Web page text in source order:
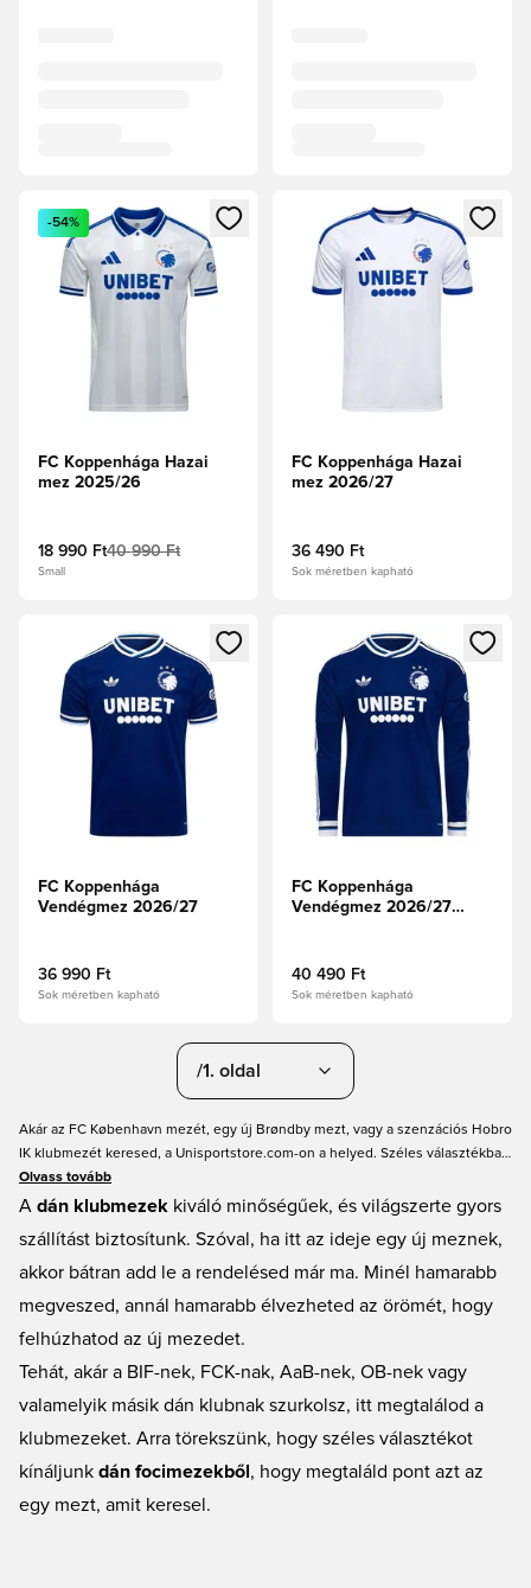
Megnyit egy modált a bejelentkezéshez vagy a tagként
-54%
FC Koppenhága Hazai
mez 2025/26
18 990 Ft40 990 Ft
Small
Megnyit egy modált a
FC Koppenhága Hazai
mez 2026/27
36 490 Ft
Sok méretben kapható
Megnyit egy modált a bejelentkezéshez vagy a tagként
FC Koppenhága
Vendégmez 2026/27
36 990 Ft
Sok méretben kapható
Megnyit egy modált a
FC Koppenhága
Vendégmez 2026/27
40 490 Ft
Sok méretben kapható
/1. oldal
Akár az FC København mezét, egy új Brøndby mezt, vagy a szenzációs Hobro
IK klubmezét keresed, a Unisportstore.com-on a helyed. Széles választékban
kínálunk dán focimezeket, hogy ráhangolódj a Superliga hangulatára. A dán
csapatok évről évre jobban teljesítenek; és ha egy dán klub mezét keresed,
Olvass tovább
A dán klubmezek kiváló minőségűek, és világszerte gyors
szállítást biztosítunk. Szóval, ha itt az ideje egy új meznek,
akkor bátran add le a rendelésed már ma. Minél hamarabb
megveszed, annál hamarabb élvezheted az örömét, hogy
felhúzhatod az új mezedet.
Tehát, akár a BIF-nek, FCK-nak, AaB-nek, OB-nek vagy
valamelyik másik dán klubnak szurkolsz, itt megtalálod a
klubmezeket. Arra törekszünk, hogy széles választékot
kínáljunk dán focimezekből , hogy megtaláld pont azt az
egy mezt, amit keresel.